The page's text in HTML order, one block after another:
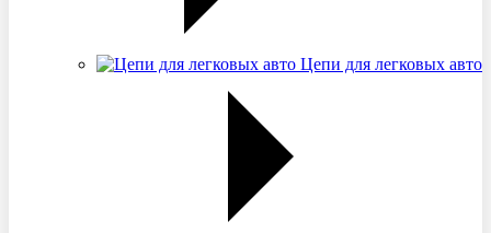
Цепи для легковых авто